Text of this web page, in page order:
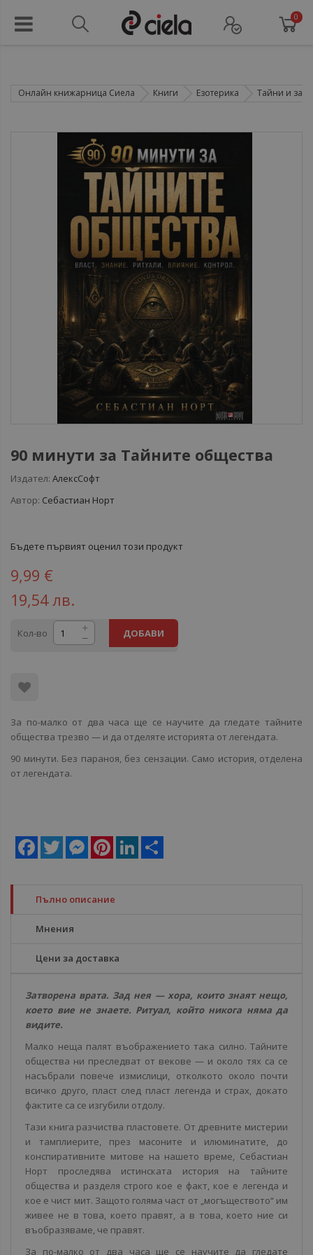
0
Онлайн книжарница Сиела Книги Езотерика Тайни и
90 минути за Тайните общества
Издател: АлексСофт
Автор: Себастиан Норт
Бъдете първият оценил този продукт
9,99 €
19,54 лв.
Кол-во ДОБАВИ
За по-малко от два часа ще се научите да гледате тайните
общества трезво — и да отделяте историята от легендата.
90 минути. Без параноя, без сензации. Само история, отделена
от легендата.
Facebook
Twitter MessengerPinterestLinkedIn
Пълно описание
Мнения
Цени за доставка
Затворена врата. Зад нея — хора, които знаят нещо,
което вие не знаете. Ритуал, който никога няма да
видите.
Малко неща палят въображението така силно. Тайните
общества ни преследват от векове — и около тях са се
насъбрали повече измислици, отколкото около почти
всичко друго, пласт след пласт легенда и страх, докато
фактите са се изгубили отдолу.
Тази книга разчиства пластовете. От древните мистерии
и тамплиерите, през масоните и илюминатите, до
конспиративните митове на нашето време, Себастиан
Норт проследява истинската история на тайните
общества и разделя строго кое е факт, кое е легенда и
кое е чист мит. Защото голяма част от „могъществото“ им
живее не в това, което правят, а в това, което ние си
въобразяваме, че правят.
За по-малко от два часа ще се научите да гледате